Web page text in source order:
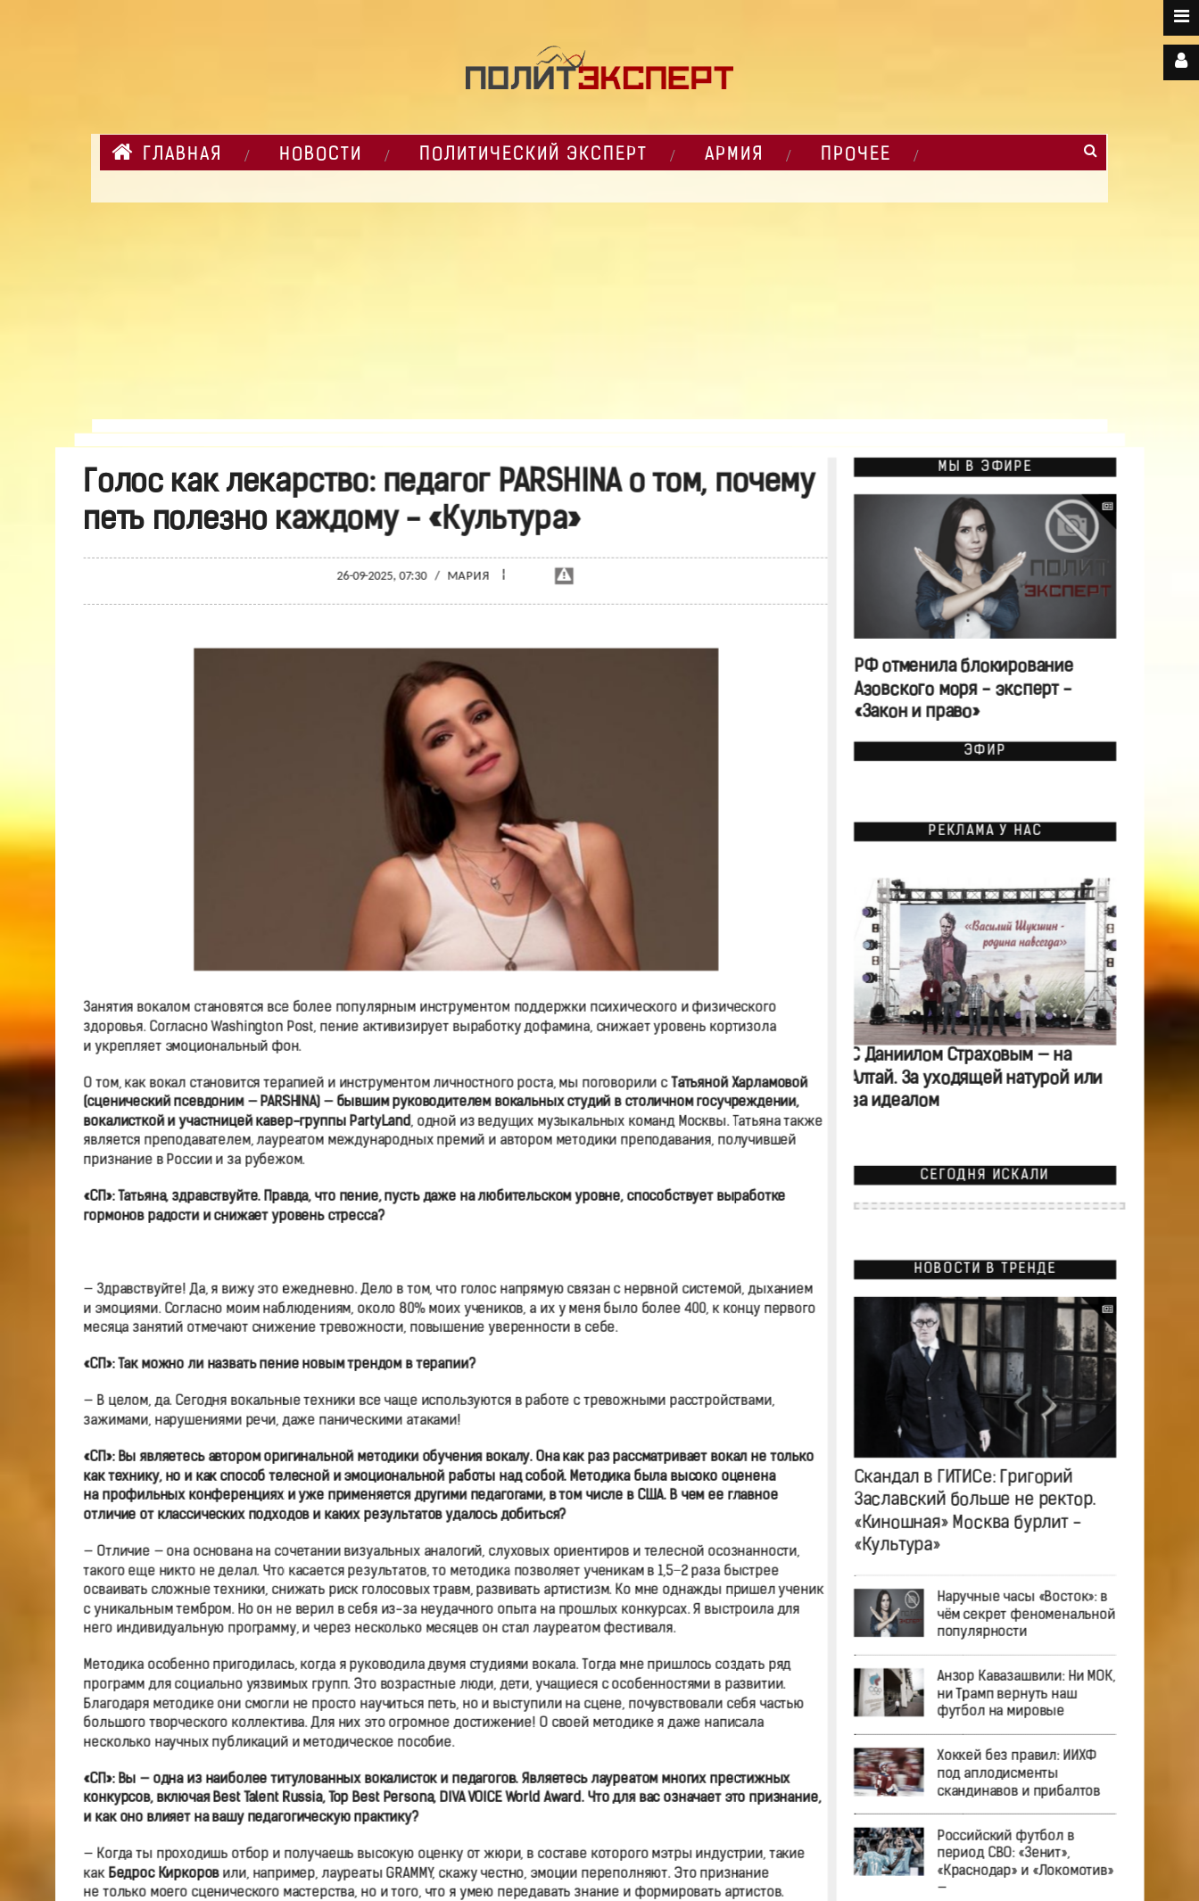
ГЛАВНАЯ НОВОСТИ ПОЛИТИЧЕСКИЙ ЭКСПЕРТ АРМИЯ ПРОЧЕЕ
Голос как лекарство: педагог PARSHINA о том, почему
петь полезно каждому - «Культура»
26-09-2025, 07:30 / МАРИЯ ¦
Занятия вокалом становятся все более популярным инструментом поддержки психического и физического
здоровья. Согласно Washington Post, пение активизирует выработку дофамина, снижает уровень кортизола
и укрепляет эмоциональный фон.
О том, как вокал становится терапией и инструментом личностного роста, мы поговорили с Татьяной Харламовой
(сценический псевдоним — PARSHINA) — бывшим руководителем вокальных студий встоличном госучреждении,
вокалисткой и участницей кавер-группы PartyLand, одной из ведущих музыкальных команд Москвы. Татьяна также
является преподавателем, лауреатом международных премий и автором методики преподавания, получившей
признание в России и за рубежом.
«СП»:Татьяна, здравствуйте. Правда, что пение, пусть даже на любительском уровне, способствует выработке
гормонов радости и снижает уровень стресса?
— Здравствуйте! Да, я вижу это ежедневно. Дело в том, что голос напрямую связан с нервной системой, дыханием
и эмоциями. Согласно моим наблюдениям, около 80% моих учеников, а их у меня было более 400, к концу первого
месяца занятий отмечают снижение тревожности, повышение уверенности в себе.
«СП»:Так можно ли назвать пение новым трендом в терапии?
— В целом, да. Сегодня вокальные техники все чаще используются в работе с тревожными расстройствами,
зажимами, нарушениями речи, даже паническими атаками!
«СП»:Вы являетесь автором оригинальной методики обучения вокалу. Она как раз рассматривает вокал не только
как технику, но и как способ телесной и эмоциональной работы над собой. Методика была высоко оценена
на профильных конференциях и уже применяется другими педагогами, в том числе в США. В чем ее главное
отличие от классических подходов и каких результатов удалось добиться?
— Отличие — она основана на сочетании визуальных аналогий, слуховых ориентиров и телесной осознанности,
такого еще никто не делал. Что касается результатов, то методика позволяет ученикам в 1,5−2 раза быстрее
осваивать сложные техники, снижать риск голосовых травм, развивать артистизм. Ко мне однажды пришел ученик
с уникальным тембром. Но он не верил в себя из-за неудачного опыта на прошлых конкурсах. Я выстроила для
него индивидуальную программу, и через несколько месяцев он стал лауреатом фестиваля.
Методика особенно пригодилась, когда я руководила двумя студиями вокала. Тогда мне пришлось создать ряд
программ для социально уязвимых групп. Это возрастные люди, дети, учащиеся с особенностями в развитии.
Благодаря методике они смогли не просто научиться петь, но и выступили на сцене, почувствовали себя частью
большого творческого коллектива. Для них это огромное достижение! О своей методике я даже написала
несколько научных публикаций и методическое пособие.
«СП»:Вы — одна из наиболее титулованных вокалисток и педагогов. Являетесь лауреатом многих престижных
конкурсов, включая Best Talent Russia, Top Best Persona, DIVA VOICE World Award. Что для вас означает это признание,
и как оно влияет на вашу педагогическую практику?
— Когда ты проходишь отбор и получаешь высокую оценку от жюри, в составе которого мэтры индустрии, такие
как Бедрос Киркоровили, например, лауреаты GRAMMY, скажу честно, эмоции переполняют. Это признание
не только моего сценического мастерства, но и того, что я умею передавать знание и формировать артистов.
МЫ В ЭФИРЕ
РФ отменила блокирование
Азовского моря - эксперт -
«Закон и право»
ЭФИР
РЕКЛАМА У НАС
С Даниилом Страховым — на
Алтай. За уходящей натурой или
за идеалом
СЕГОДНЯ ИСКАЛИ
НОВОСТИ В ТРЕНДЕ
Скандал в ГИТИСе: Григорий
Заславский больше не ректор.
«Киношная» Москва бурлит -
«Культура»
Наручные часы «Восток»: в
чём секрет феноменальной
популярности
Анзор Кавазашвили: Ни МОК,
ни Трамп вернуть наш
футбол на мировые
Хоккей без правил: ИИХФ
под аплодисменты
скандинавов и прибалтов
Российский футбол в
период СВО: «Зенит»,
«Краснодар» и «Локомотив»
—